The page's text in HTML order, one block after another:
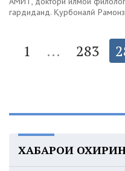
гардиданд. Қурбоналӣ
1 ... 283
ХАБАРҲОИ